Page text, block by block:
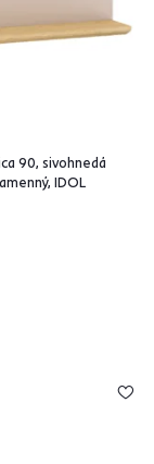
90, sivohnedá
IDOL